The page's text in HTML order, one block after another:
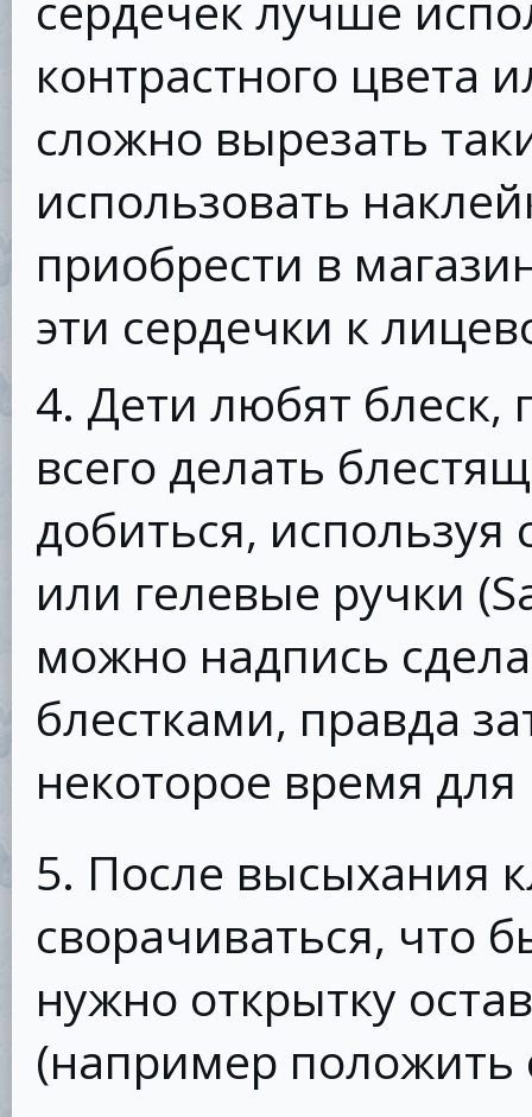
контрастного цвета
сложно вырезать
использовать
приобрести в
эти сердечки к
4. Дети любят
всего делать
добиться,
или гелевые ручки
можно надпись
блестками, правда
некоторое время
5. После высыхания
сворачиваться, что
нужно открытку
(например положить